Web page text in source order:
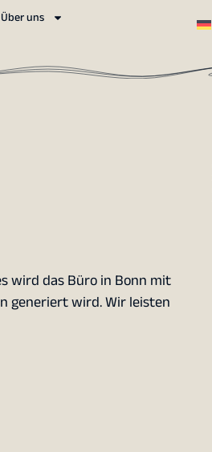
Über uns
wird das Büro in Bonn mit
generiert wird. Wir leisten